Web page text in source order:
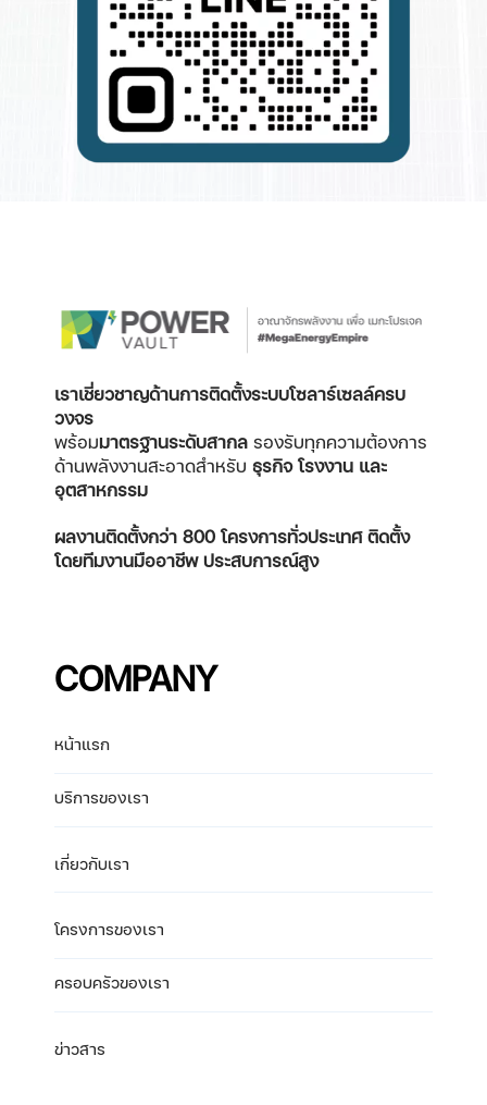
เราเชี่ยวชาญด้านการติดตั้งระบบโซลาร์เซลล์ครบ
วงจร
พร้อมมาตรฐานระดับสากล รองรับทุกความต้องการ
ด้านพลังงานสะอาดสำหรับ ธุรกิจ โรงงาน และ
อุตสาหกรรม
ผลงานติดตั้งกว่า 800 โครงการทั่วประเทศติดตั้ง
โดยทีมงานมืออาชีพ ประสบการณ์สูง
COMPANY
หน้าแรก
บริการของเรา
เกี่ยวกับเรา
โครงการของเรา
ครอบครัวของเรา
ข่าวสาร